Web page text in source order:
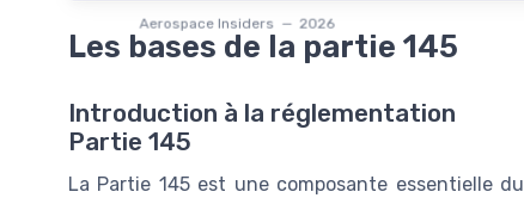
Aerospace Insiders — 2026
Les bases de la partie 145
Introduction à la réglementation
Partie 145
La Partie 145 est une composante essentielle du